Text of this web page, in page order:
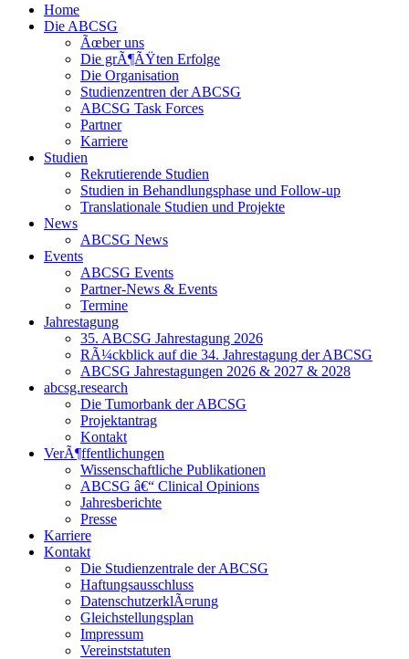
Home
Die ABCSG
Ãœber uns
Die grÃ¶ÃŸten Erfolge
Die Organisation
Studienzentren der ABCSG
ABCSG Task Forces
Partner
Karriere
Studien
Rekrutierende Studien
Studien in Behandlungsphase und Follow-up
Translationale Studien und Projekte
News
ABCSG News
Events
ABCSG Events
Partner-News & Events
Termine
Jahrestagung
35. ABCSG Jahrestagung 2026
RÃ¼ckblick auf die 34. Jahrestagung der ABCSG
ABCSG Jahrestagungen 2026 & 2027 & 2028
abcsg.research
Die Tumorbank der ABCSG
Projektantrag
Kontakt
VerÃ¶ffentlichungen
Wissenschaftliche Publikationen
ABCSG â€“ Clinical Opinions
Jahresberichte
Presse
Karriere
Kontakt
Die Studienzentrale der ABCSG
Haftungsausschluss
DatenschutzerklÃ¤rung
Gleichstellungsplan
Impressum
Vereinststatuten